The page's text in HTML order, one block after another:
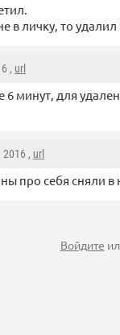
в личку, то
, url
минут, для
, url
про себя сняли в
Войдите